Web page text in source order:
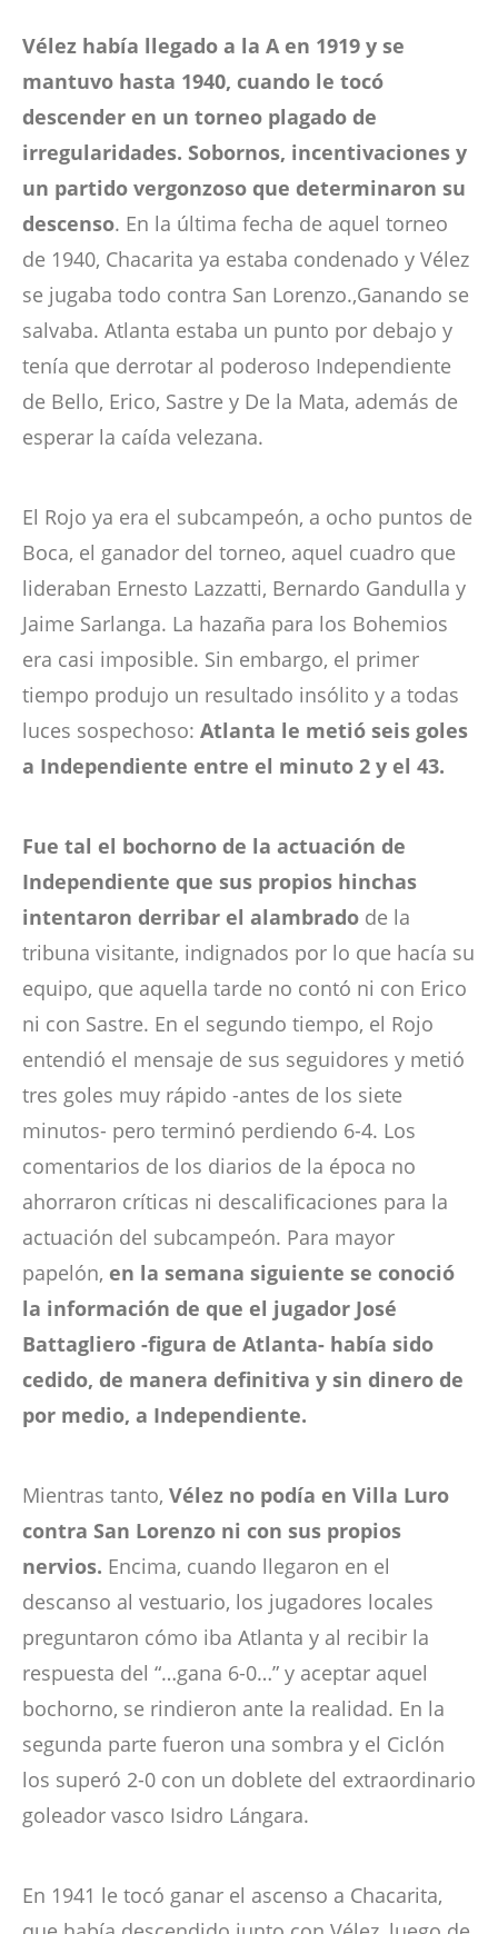
Vélez había llegado a la A en 1919 y se
mantuvo hasta 1940, cuando le tocó
descender en un torneo plagado de
irregularidades. Sobornos, incentivaciones y
un partido vergonzoso que determinaron su
descenso. En la última fecha de aquel torneo
de 1940, Chacarita ya estaba condenado y Vélez
se jugaba todo contra San Lorenzo.,Ganando se
salvaba. Atlanta estaba un punto por debajo y
tenía que derrotar al poderoso Independiente
de Bello, Erico, Sastre y De la Mata, además de
esperar la caída velezana.
El Rojo ya era el subcampeón, a ocho puntos de
Boca, el ganador del torneo, aquel cuadro que
lideraban Ernesto Lazzatti, Bernardo Gandulla y
Jaime Sarlanga. La hazaña para los Bohemios
era casi imposible. Sin embargo, el primer
tiempo produjo un resultado insólito y a todas
luces sospechoso: Atlanta le metió seis goles
a Independiente entre el minuto 2 y el 43.
Fue tal el bochorno de la actuación de
Independiente que sus propios hinchas
intentaron derribar el alambrado de la
tribuna visitante, indignados por lo que hacía su
equipo, que aquella tarde no contó ni con Erico
ni con Sastre. En el segundo tiempo, el Rojo
entendió el mensaje de sus seguidores y metió
tres goles muy rápido -antes de los siete
minutos- pero terminó perdiendo 6-4. Los
comentarios de los diarios de la época no
ahorraron críticas ni descalificaciones para la
actuación del subcampeón. Para mayor
papelón, en la semana siguiente se conoció
la información de que el jugador José
Battagliero -figura de Atlanta- había sido
cedido, de manera definitiva y sin dinero de
por medio, a Independiente.
Mientras tanto, Vélez no podía en Villa Luro
contra San Lorenzo ni con sus propios
nervios. Encima, cuando llegaron en el
descanso al vestuario, los jugadores locales
preguntaron cómo iba Atlanta y al recibir la
respuesta del “…gana 6-0…” y aceptar aquel
bochorno, se rindieron ante la realidad. En la
segunda parte fueron una sombra y el Ciclón
los superó 2-0 con un doblete del extraordinario
goleador vasco Isidro Lángara.
En 1941 le tocó ganar el ascenso a Chacarita,